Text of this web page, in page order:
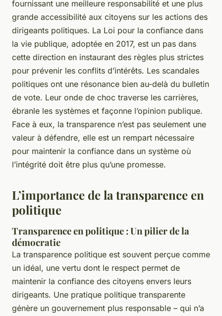
fournissant une meilleure responsabilité et une plus
grande accessibilité aux citoyens sur les actions des
dirigeants politiques. La Loi pour la confiance dans
la vie publique, adoptée en 2017, est un pas dans
cette direction en instaurant des règles plus strictes
pour prévenir les conflits d’intérêts. Les scandales
politiques ont une résonance bien au-delà du bulletin
de vote. Leur onde de choc traverse les carrières,
ébranle les systèmes et façonne l’opinion publique.
Face à eux, la transparence n’est pas seulement une
valeur à défendre, elle est un rempart nécessaire
pour maintenir la confiance dans un système où
l’intégrité doit être plus qu’une promesse.
L’importance de la transparence en
politique
Transparence en politique : Un pilier de la
démocratie
La transparence politique est souvent perçue comme
un idéal, une vertu dont le respect permet de
maintenir la confiance des citoyens envers leurs
dirigeants. Une pratique politique transparente
génère un gouvernement plus responsable – qui n’a